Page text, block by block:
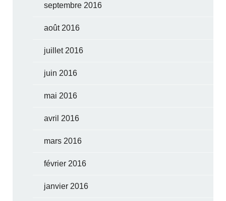
septembre 2016
août 2016
juillet 2016
juin 2016
mai 2016
avril 2016
mars 2016
février 2016
janvier 2016